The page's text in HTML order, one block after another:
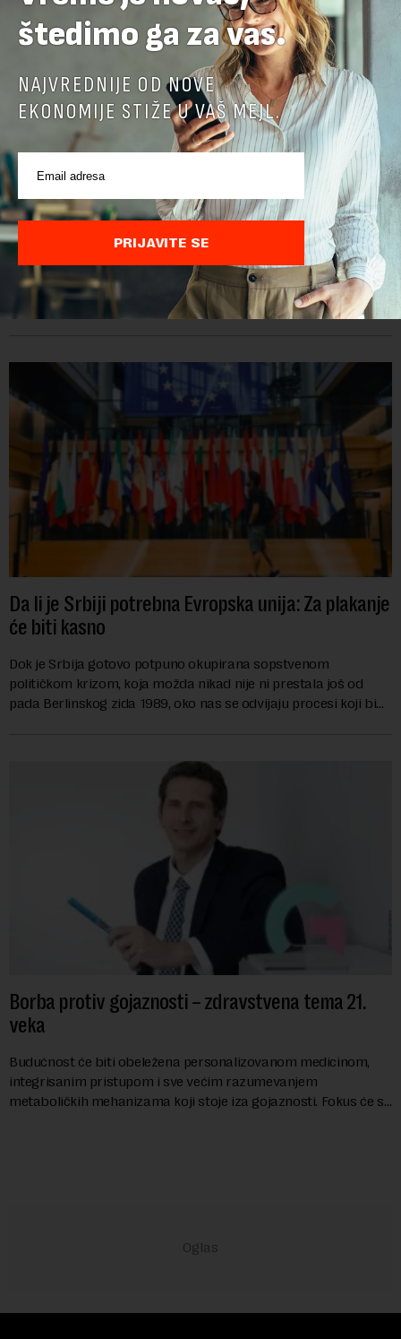
Ambasadorka Francuske: Napredak nije uklonio
sve prepreke
Od oktobra 2025. godine, funkciju ambasadorke Francuske u
Srbiji obavlja Florans Ferari, karijerna diplomatkinja sa više od
tri decenije iskustva u francuskoj diplomatiji. Tokom bogate
karije...
Da li je Srbiji potrebna Evropska unija: Za plakanje
će biti kasno
Dok je Srbija gotovo potpuno okupirana sopstvenom
političkom krizom, koja možda nikad nije ni prestala još od
pada Berlinskog zida 1989, oko nas se odvijaju procesi koji bi
Borba protiv gojaznosti – zdravstvena tema 21.
veka
Budućnost će biti obeležena personalizovanom medicinom,
integrisanim pristupom i sve većim razumevanjem
metaboličkih mehanizama koji stoje iza gojaznosti. Fokus će se
štedimo ga za vas.
NAJVREDNIJE OD NOVE
EKONOMIJE STIŽE U VAŠ MEJL.
PRIJAVITE SE